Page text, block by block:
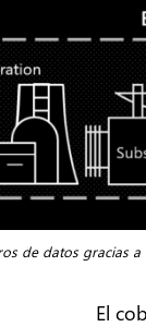
de datos gracias
El